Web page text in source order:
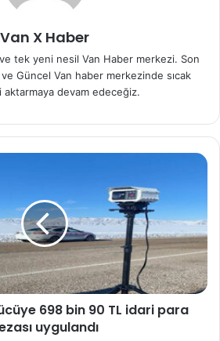
Van X Haber
tek yeni nesil Van Haber merkezi. Son
Güncel Van haber merkezinde sıcak
aktarmaya devam edeceğiz.
698 bin 90 TL idari para
uygulandı